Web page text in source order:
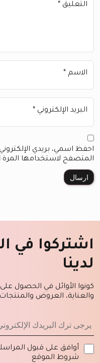
التعليق *
الاسم *
البريد الإلكتروني *
احفظ اسمي، بريدي
المتصفح لاستخدامها المرة
اشتركوا في
لدينا
كونوا الأوائل في الحصول
والعناية، العروض
أوافق على قبول
شروط الموقع